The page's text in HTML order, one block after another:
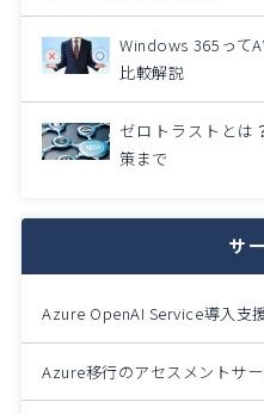
Windows 365って
比較解説
ゼロトラストとは
策まで
サ
Azure OpenAI Service導入支
Azure移行のアセスメントサ